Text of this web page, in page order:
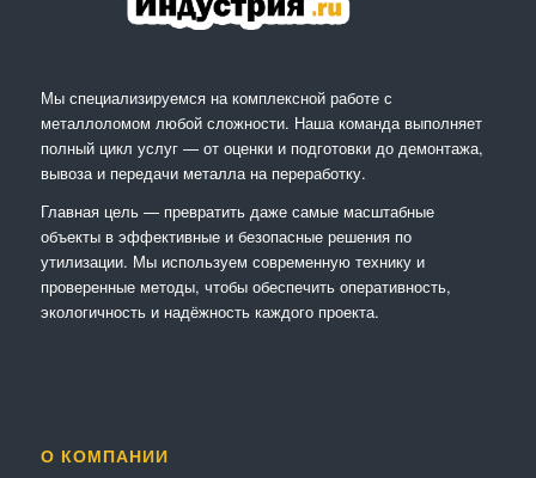
Мы специализируемся на комплексной работе с
металлоломом любой сложности. Наша команда выполняет
полный цикл услуг — от оценки и подготовки до демонтажа,
вывоза и передачи металла на переработку.
Главная цель — превратить даже самые масштабные
объекты в эффективные и безопасные решения по
утилизации. Мы используем современную технику и
проверенные методы, чтобы обеспечить оперативность,
экологичность и надёжность каждого проекта.
О КОМПАНИИ